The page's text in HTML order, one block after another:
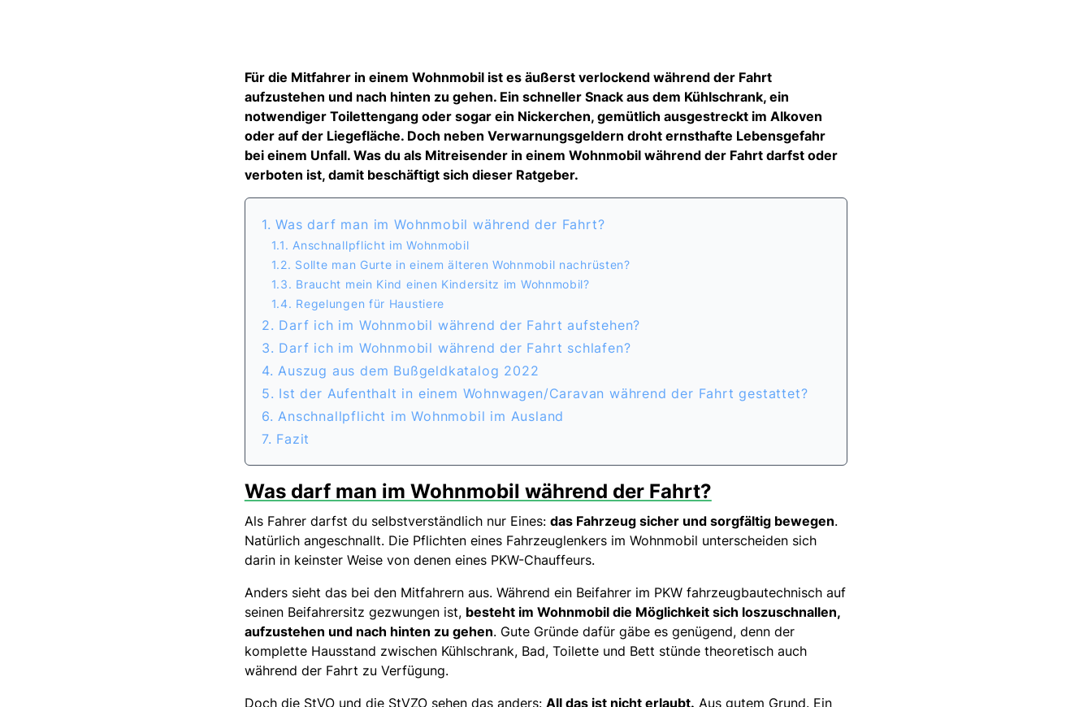
Für die Mitfahrer in einem Wohnmobil ist es äußerst verlockend während der Fahrt
aufzustehen und nach hinten zu gehen. Ein schneller Snack aus dem Kühlschrank, ein
notwendiger Toilettengang oder sogar ein Nickerchen, gemütlich ausgestreckt im Alkoven
oder auf der Liegefläche. Doch neben Verwarnungsgeldern droht ernsthafte Lebensgefahr
bei einem Unfall. Was du als Mitreisender in einem Wohnmobil während der Fahrt darfst oder
verboten ist, damit beschäftigt sich dieser Ratgeber.
1. Was darf man im Wohnmobil während der Fahrt?
1.1. Anschnallpflicht im Wohnmobil
1.2. Sollte man Gurte in einem älteren Wohnmobil nachrüsten?
1.3. Braucht mein Kind einen Kindersitz im Wohnmobil?
1.4. Regelungen für Haustiere
2. Darf ich im Wohnmobil während der Fahrt aufstehen?
3. Darf ich im Wohnmobil während der Fahrt schlafen?
4. Auszug aus dem Bußgeldkatalog 2022
5. Ist der Aufenthalt in einem Wohnwagen/Caravan während der Fahrt gestattet?
6. Anschnallpflicht im Wohnmobil im Ausland
7. Fazit
Was darf man im Wohnmobil während der Fahrt?
Als Fahrer darfst du selbstverständlich nur Eines: das Fahrzeug sicher und sorgfältig bewegen.
Natürlich angeschnallt. Die Pflichten eines Fahrzeuglenkers im Wohnmobil unterscheiden sich
darin in keinster Weise von denen eines PKW-Chauffeurs.
Anders sieht das bei den Mitfahrern aus. Während ein Beifahrer im PKW fahrzeugbautechnisch auf
seinen Beifahrersitz gezwungen ist, besteht im Wohnmobil die Möglichkeit sich loszuschnallen,
aufzustehen und nach hinten zu gehen. Gute Gründe dafür gäbe es genügend, denn der
komplette Hausstand zwischen Kühlschrank, Bad, Toilette und Bett stünde theoretisch auch
während der Fahrt zu Verfügung.
Doch die StVO und die StVZO sehen das anders: All das ist nicht erlaubt. Aus gutem Grund. Ein